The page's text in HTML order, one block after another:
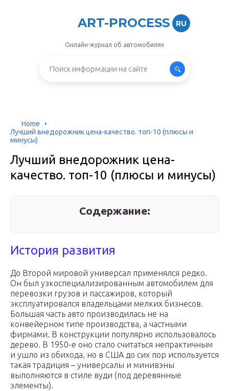
ART-PROCESS RU
Онлайн-журнал об автомобилях
Home
Лучший внедорожник цена-качество. топ-10 (плюсы и
минусы)
Лучший внедорожник цена-
качество. топ-10 (плюсы и минусы)
Содержание:
История развития
До Второй мировой универсал применялся редко.
Он был узкоспециализированным автомобилем для
перевозки грузов и пассажиров, который
эксплуатировался владельцами мелких бизнесов.
Большая часть авто производилась не на
конвейерном типе производства, а частными
фирмами. В конструкции популярно использовалось
дерево. В 1950-е оно стало считаться непрактичным
и ушло из обихода, но в США до сих пор используется
такая традиция – универсалы и минивэны
выполняются в стиле вуди (под деревянные
элементы).